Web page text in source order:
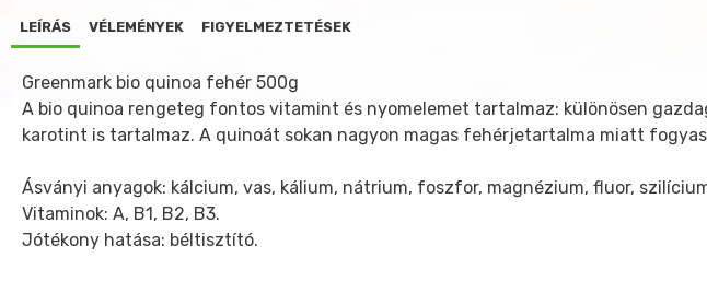
LEÍRÁS VÉLEMÉNYEK FIGYELMEZTETÉSEK
Greenmark bio quinoa fehér 500g
A bio quinoa rengeteg fontos vitamint és nyomelemet tartalmaz: különösen
karotint is tartalmaz. A quinoát sokan nagyon magas fehérjetartalma miatt
Ásványi anyagok: kálcium, vas, kálium, nátrium, foszfor, magnézium, fluor,
Vitaminok: A, B1, B2, B3.
Jótékony hatása: béltisztító.